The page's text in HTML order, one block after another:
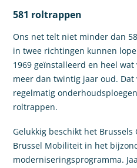
581 roltrappen
Ons net telt niet minder dan
in twee richtingen kunnen
1969 geïnstalleerd en heel
meer dan twintig jaar oud.
regelmatig
roltrappen.
Gelukkig beschikt het Brussels
Brussel Mobiliteit in het
moderniseringsprogramma.